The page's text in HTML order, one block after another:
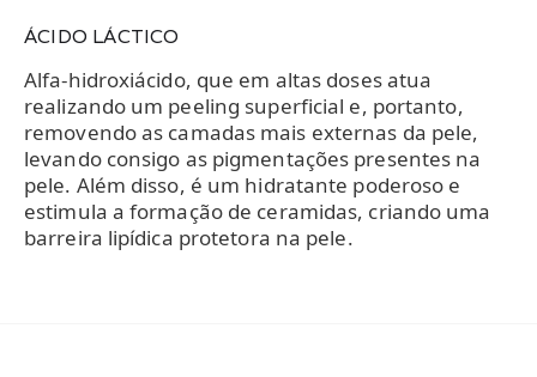
ÁCIDO LÁCTICO
Alfa-hidroxiácido, que em altas doses atua
realizando um peeling superficial e, portanto,
removendo as camadas mais externas da pele,
levando consigo as pigmentações presentes na
pele. Além disso, é um hidratante poderoso e
estimula a formação de ceramidas, criando uma
barreira lipídica protetora na pele.